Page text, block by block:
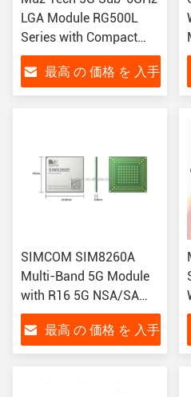
LGA Module RG500L
Series with Compact
41mm × 44mm ×
2.75mm Size and
Extended -40°C to +85°C
最高 の 価格 を 入手
SIMCOM SIM8260A
Multi-Band 5G Module
with R16 5G NSA/SA
Support and USB3.1
Interface for M2M
Applications
最高 の 価格 を 入手